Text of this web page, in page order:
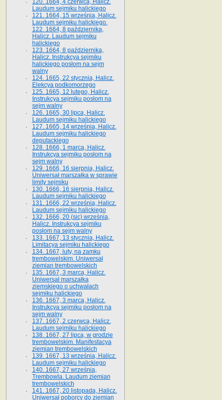
120. 1664, 4 czerwca, Halicz.
Laudum sejmiku halickiego
121. 1664, 15 września, Halicz.
Laudum sejmiku halickiego.
122. 1664, 8 października,
Halicz. Laudum sejmiku
halickiego
123. 1664, 8 października,
Halicz. Instrukcya sejmiku
halickiego posłom na sejm
walny
124. 1665, 22 stycznia, Halicz.
Elekcya podkomorzego
125. 1665, 12 lutego, Halicz.
Instrukcya sejmiku posłom na
sejm walny
126. 1665, 30 lipca, Halicz.
Laudum sejmiku halickiego
127. 1665, 14 września, Halicz.
Laudum sejmiku halickiego
deputackiego
128. 1666, 1 marca, Halicz.
Instrukcya sejmiku posłom na
sejm walny
129. 1666, 16 sierpnia, Halicz.
Uniwersał marszałka w sprawie
limity sejmiku
130. 1666, 16 sierpnia, Halicz.
Laudum sejmiku halickiego
131. 1666, 22 września, Halicz.
Laudum sejmiku halickiego
132. 1666, 20 (sic) września,
Halicz. Instrukcya sejmiku
posłom na sejm walny
133. 1667, 13 stycznia, Halicz.
Limitacya sejmiku halickiego
134. 1667, luty, na zamku
trembowelskim. Uniwersał
ziemian trembowelskich
135. 1667, 3 marca, Halicz.
Uniwersał marszałka
ziemskiego o uchwałach
sejmiku halickiego
136. 1667, 3 marca, Halicz.
Instrukcya sejmiku posłom na
sejm walny
137. 1667, 2 czerwca, Halicz.
Laudum sejmiku halickiego
138. 1667, 27 lipca, w grodzie
trembowelskim. Manifestacya
ziemian trembowelskich
139. 1667, 13 września, Halicz.
Laudum sejmiku halickiego
140. 1667, 27 września,
Trembowla. Laudum ziemian
trembowelskich
141. 1667, 20 listopada, Halicz.
Uniwersał poborcy do ziemian